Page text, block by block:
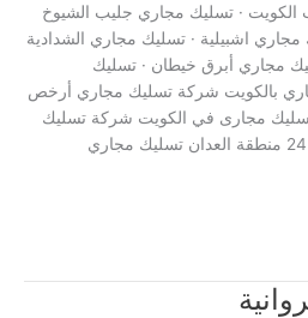
الكويت · تسليك مجاري جليب الشيوخ
مجاري اشبيلية · تسليك مجاري الشدادية
مجاري أبرق خيطان · تسليك
بالكويت شركة تسليك مجاري أرخص
مجارى في الكويت شركة تسليك
مجارى الكويت تسليك مجاري 24 منطقة العدان تسليك مجاري